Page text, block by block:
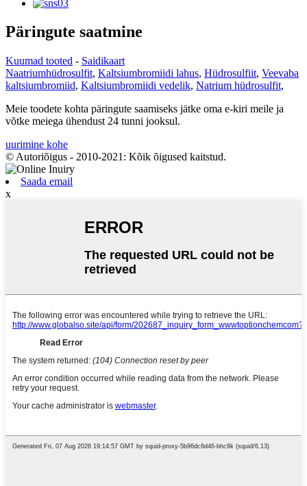
Päringute saatmine
Kuumad tooted - Saidikaart
Naatriumhüdrosulfit, Kaltsiumbromiidi lahus, Hüdrosulfiit, Veevaba
kaltsiumbromiid, Kaltsiumbromiidi vedelik, Natrium hüdrosulfit,
Meie toodete kohta päringute saamiseks jätke oma e-kiri meile ja
võtke meiega ühendust 24 tunni jooksul.
uurimine kohe
© Autoriõigus - 2010-2021: Kõik õigused kaitstud.
Saada email
x